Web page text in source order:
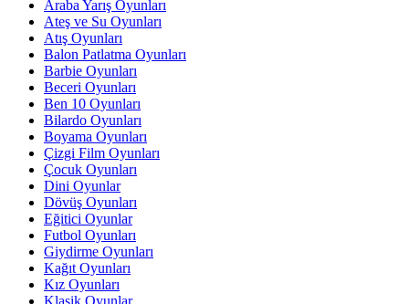
Araba Yarış Oyunları
Ateş ve Su Oyunları
Atış Oyunları
Balon Patlatma Oyunları
Barbie Oyunları
Beceri Oyunları
Ben 10 Oyunları
Bilardo Oyunları
Boyama Oyunları
Çizgi Film Oyunları
Çocuk Oyunları
Dini Oyunlar
Dövüş Oyunları
Eğitici Oyunlar
Futbol Oyunları
Giydirme Oyunları
Kağıt Oyunları
Kız Oyunları
Klasik Oyunlar